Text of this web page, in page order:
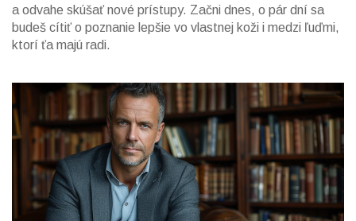
a odvahe skúšať nové prístupy. Začni dnes, o pár dní sa
budeš cítiť o poznanie lepšie vo vlastnej koži i medzi ľuďmi,
ktorí ťa majú radi.